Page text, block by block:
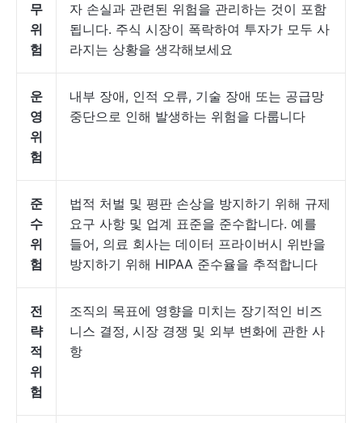
무
위
험
자 손실과 관련된 위험을 관리하는 것이 포함
됩니다. 주식 시장이 폭락하여 투자가 모두 사
라지는 상황을 생각해보세요
운
영
위
험
내부 장애, 인적 오류, 기술 장애 또는 공급망
중단으로 인해 발생하는 위험을 다룹니다
준
수
위
험
법적 처벌 및 평판 손상을 방지하기 위해 규제
요구 사항 및 업계 표준을 준수합니다. 예를
들어, 의료 회사는 데이터 프라이버시 위반을
방지하기 위해 HIPAA 준수율을 추적합니다
전
략
적
위
험
조직의 목표에 영향을 미치는 장기적인 비즈
니스 결정, 시장 경쟁 및 외부 변화에 관한 사
항